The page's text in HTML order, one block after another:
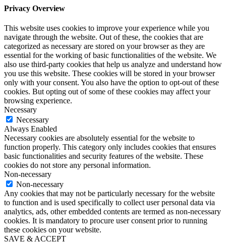
Privacy Overview
This website uses cookies to improve your experience while you
navigate through the website. Out of these, the cookies that are
categorized as necessary are stored on your browser as they are
essential for the working of basic functionalities of the website. We
also use third-party cookies that help us analyze and understand how
you use this website. These cookies will be stored in your browser
only with your consent. You also have the option to opt-out of these
cookies. But opting out of some of these cookies may affect your
browsing experience.
Necessary
Necessary
Always Enabled
Necessary cookies are absolutely essential for the website to
function properly. This category only includes cookies that ensures
basic functionalities and security features of the website. These
cookies do not store any personal information.
Non-necessary
Non-necessary
Any cookies that may not be particularly necessary for the website
to function and is used specifically to collect user personal data via
analytics, ads, other embedded contents are termed as non-necessary
cookies. It is mandatory to procure user consent prior to running
these cookies on your website.
SAVE & ACCEPT